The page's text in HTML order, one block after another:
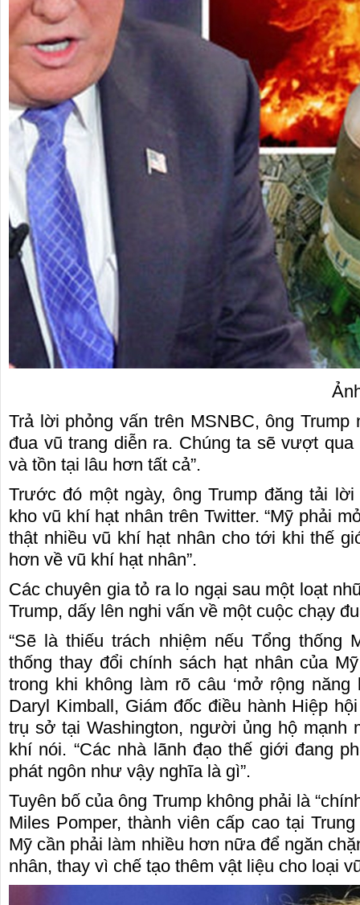
Ảnh minh
Trả lời phỏng vấn trên MSNBC, ông Trump
đua vũ trang diễn ra. Chúng ta sẽ vượt
và tồn tại lâu hơn tất cả”.
Trước đó một ngày, ông Trump đăng tải
kho vũ khí hạt nhân trên Twitter. “Mỹ phải
thật nhiều vũ khí hạt nhân cho tới khi thế
hơn về vũ khí hạt nhân”.
Các chuyên gia tỏ ra lo ngại sau một loạt
Trump, dấy lên nghi vấn về một cuộc chạy
“Sẽ là thiếu trách nhiệm nếu Tổng thống
thống thay đổi chính sách hạt nhân của
trong khi không làm rõ câu ‘mở rộng năng
Daryl Kimball, Giám đốc điều hành Hiệp
trụ sở tại Washington, người ủng hộ mạnh
khí nói. “Các nhà lãnh đạo thế giới đang
phát ngôn như vậy nghĩa là gì”.
Tuyên bố của ông Trump không phải là
Miles Pomper, thành viên cấp cao tại
Mỹ cần phải làm nhiều hơn nữa để ngăn
nhân, thay vì chế tạo thêm vật liệu cho loại
cho thue xe may phu yen - cho thuê xe máy
phú yên
0387560028 cho thuê xe máy phú yên - Cho
thuê xe máy ở tại Tuy Hòa Phú Yên
Giấy vệ
phân phối
Nẵng
Chúng tôi
sinh công
liên hê
cho
căn